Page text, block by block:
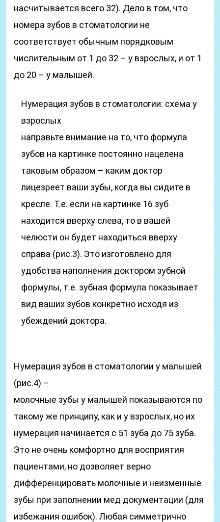
насчитывается всего 32). Дело в том, что
номера зубов в стоматологии не
соответствует обычным порядковым
числительным от 1 до 32 – у взрослых, и от 1
до 20 – у малышей.
Нумерация зубов в стоматологии: схема у
взрослых
направьте внимание на то, что формула
зубов на картинке постоянно нацелена
таковым образом – каким доктор
лицезреет ваши зубы, когда вы сидите в
кресле. Т.е. если на картинке 16 зуб
находится вверху слева, то в вашей
челюсти он будет находиться вверху
справа (рис.3). Это изготовлено для
удобства наполнения доктором зубной
формулы, т.е. зубная формула показывает
вид ваших зубов конкретно исходя из
убеждений доктора.
Нумерация зубов в стоматологии у малышей
(рис.4) –
молочные зубы у малышей показываются по
такому же принципу, как и у взрослых, но их
нумерация начинается с 51 зуба до 75 зуба.
Это не очень комфортно для восприятия
пациентами, но дозволяет верно
дифференцировать молочные и неизменные
зубы при заполнении мед документации (для
избежания ошибок). Любая симметрично